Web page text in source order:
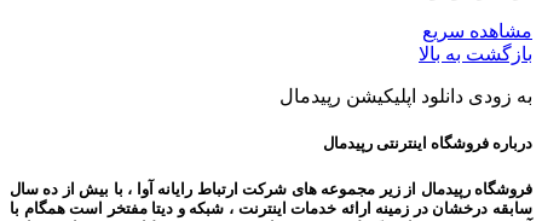
مشاهده سریع
بازگشت به بالا
به زودی دانلود اپلیکیشن رپیدمال
درباره فروشگاه اینترنتی رپیدمال
فروشگاه رپیدمال از زیر مجموعه های شرکت ارتباط رایانه آوا ، با بیش از ده سال
سابقه درخشان در زمینه ارائه خدمات اینترنت ، شبکه و دیتا مفتخر است همگام با